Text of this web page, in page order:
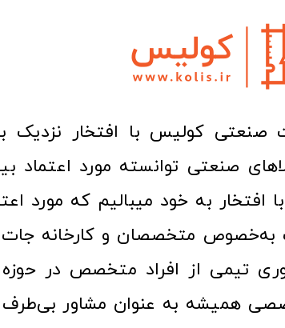
افتخار به خود میبالیم که مورد
به‌خصوص متخصصان و کارخانه
تیمی از افراد متخصص در حوزه
همیشه به عنوان مشاور